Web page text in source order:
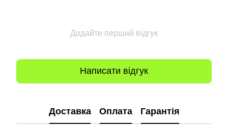
Додайте перший відгук
Написати відгук
Доставка Оплата Гарантія